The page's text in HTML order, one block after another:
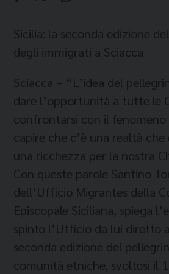
Sicilia: la seconda edizione
degli immigrati a Sciacca
Sciacca – “L’idea del
dare l’opportunità a tutte le
confrontarsi con il
capire che c’è una realtà
una ricchezza per la nostra
Con queste parole Santino
dell’Ufficio Migrantes della
Episcopale Siciliana, spiega
spinto l’Ufficio da lui diretto
seconda edizione del
comunità etniche, svoltosi il